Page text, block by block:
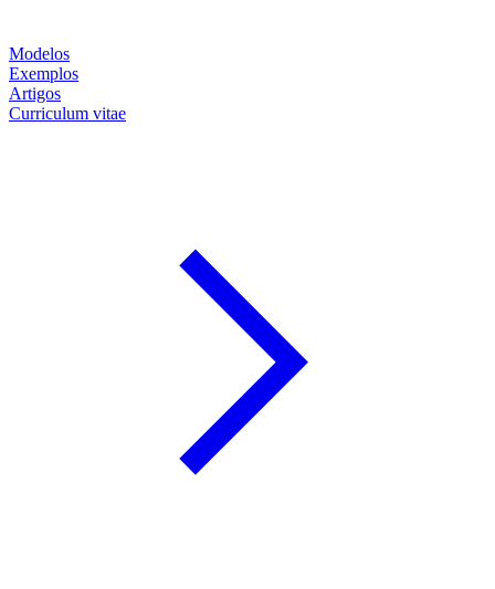
Modelos
Exemplos
Artigos
Curriculum vitae